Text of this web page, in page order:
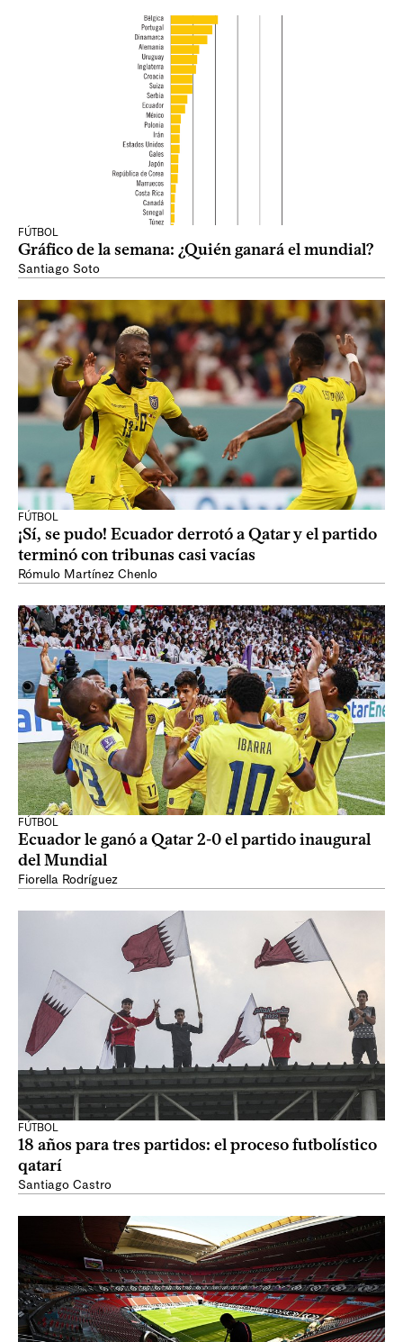
FÚTBOL
Gráfico de la semana: ¿Quién ganará el mundial?
Santiago Soto
FÚTBOL
¡Sí, se pudo! Ecuador derrotó a Qatar y el partido
terminó con tribunas casi vacías
Rómulo Martínez Chenlo
FÚTBOL
Ecuador le ganó a Qatar 2-0 el partido inaugural
del Mundial
Fiorella Rodríguez
FÚTBOL
18 años para tres partidos: el proceso futbolístico
qatarí
Santiago Castro